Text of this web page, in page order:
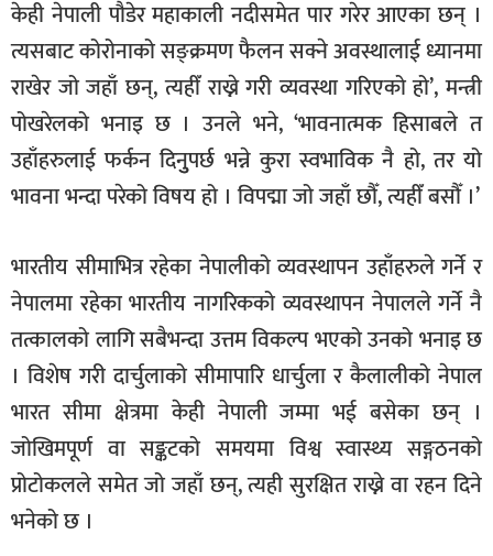
केही नेपाली पौडेर महाकाली नदीसमेत पार गरेर आएका छन् ।
त्यसबाट कोरोनाको सङ्क्रमण फैलन सक्ने अवस्थालाई ध्यानमा
राखेर जो जहाँ छन्, त्यहीँ राख्ने गरी व्यवस्था गरिएको हो’, मन्त्री
पोखरेलको भनाइ छ । उनले भने, ‘भावनात्मक हिसाबले त
उहाँहरुलाई फर्कन दिनुुपर्छ भन्ने कुरा स्वभाविक नै हो, तर यो
भावना भन्दा परेको विषय हो । विपद्मा जो जहाँ छौँ, त्यहीँ बसौँ ।’
भारतीय सीमाभित्र रहेका नेपालीको व्यवस्थापन उहाँहरुले गर्ने र
नेपालमा रहेका भारतीय नागरिकको व्यवस्थापन नेपालले गर्ने नै
तत्कालको लागि सबैभन्दा उत्तम विकल्प भएको उनको भनाइ छ
। विशेष गरी दार्चुलाको सीमापारि धार्चुला र कैलालीको नेपाल
भारत सीमा क्षेत्रमा केही नेपाली जम्मा भई बसेका छन् ।
जोखिमपूर्ण वा सङ्कटको समयमा विश्व स्वास्थ्य सङ्गठनको
प्रोटोकलले समेत जो जहाँ छन्, त्यही सुरक्षित राख्ने वा रहन दिने
भनेको छ ।